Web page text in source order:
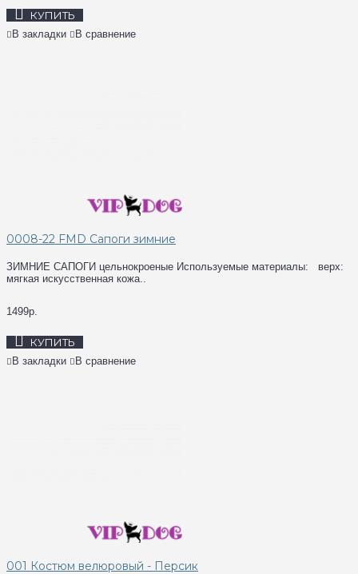
КУПИТЬ
В закладки В сравнение
0008-22 FMD Сапоги зимние
ЗИМНИЕ САПОГИ цельнокроеные Используемые материалы: верх:
мягкая искусственная кожа..
1499р.
КУПИТЬ
В закладки В сравнение
001 Костюм велюровый - Персик